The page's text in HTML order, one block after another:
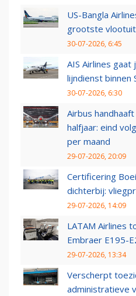
US-Bangla
grootste
30-07-2026, 6:45
AIS Airlines
lijndienst binnen
30-07-2026, 6:30
Airbus
halfjaar: eind
per maand
29-07-2026, 20:09
Certificering
dichterbij:
29-07-2026, 14:09
LATAM Airlines
Embraer E195-
29-07-2026, 13:34
Verscherpt
administratieve